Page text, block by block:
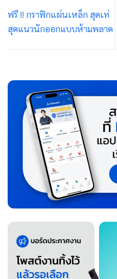
ฟรี !! กราฟิกแผ่นเหล็ก สุดเท่
สุดแนวนักออกแบบห้ามพลาด